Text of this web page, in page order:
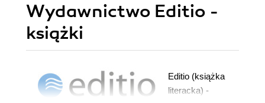
Wydawnictwo Editio -
książki
Editio (książka
literacka) -